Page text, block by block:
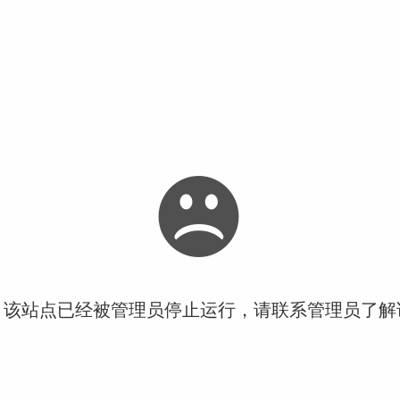
站点已经被管理员停止运行，请联系管理员了